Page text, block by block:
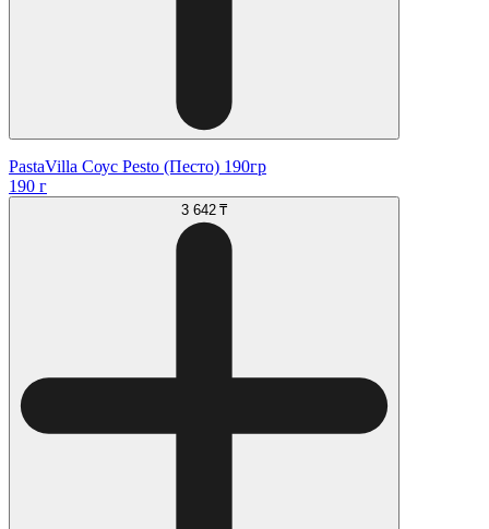
PastaVilla Соус Pesto (Песто) 190гр
190 г
3 642 ₸